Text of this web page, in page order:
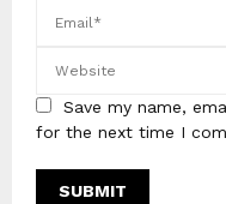
Save my name,
for the next time I